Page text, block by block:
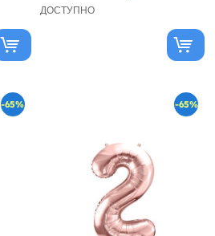
ДОСТУПНО
-65% -65%